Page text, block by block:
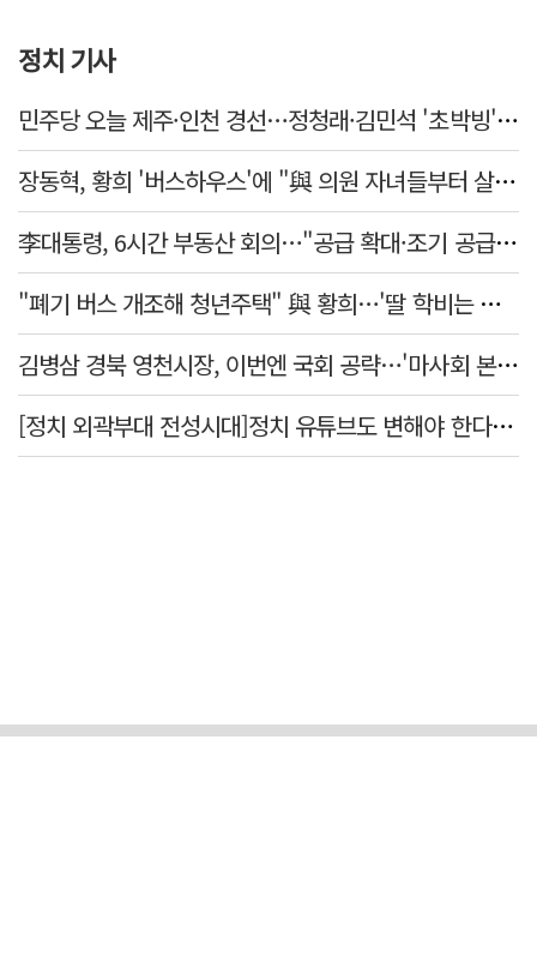
정치 기사
민주당 오늘 제주·인천 경선…정청래·김민석 '초박빙' 승부
장동혁, 황희 '버스하우스'에 "與 의원 자녀들부터 살아보면 어떨까?"
李대통령, 6시간 부동산 회의…"공급 확대·조기 공급 과감히 실천"
"폐기 버스 개조해 청년주택" 與 황희…'딸 학비는 年 4200만원'
김병삼 경북 영천시장, 이번엔 국회 공략…'마사회 본사 이전·광역교통망 확충' 요청
[정치 외곽부대 전성시대]정치 유튜브도 변해야 한다 "화합과 존중"